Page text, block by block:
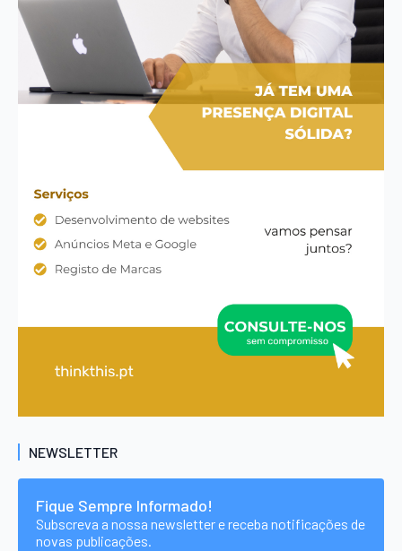
NEWSLETTER
Fique Sempre Informado!
Subscreva a nossa newsletter e receba notificações de
novas publicações.